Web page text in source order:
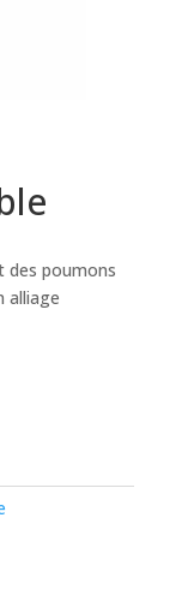
des poumons
alliage